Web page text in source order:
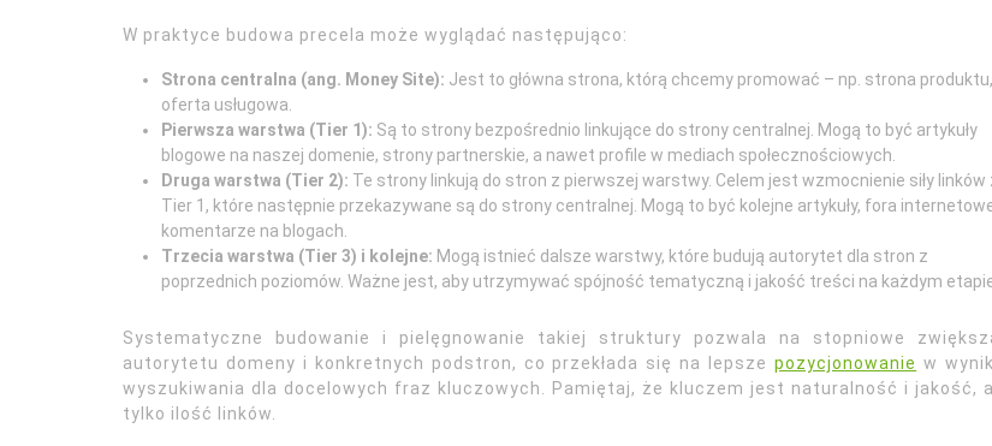
W praktyce budowa precela może wyglądać następująco:
Strona centralna (ang. Money Site): Jest to główna strona, którą chcemy promować – np. strona produktu,
oferta usługowa.
Pierwsza warstwa (Tier 1): Są to strony bezpośrednio linkujące do strony centralnej. Mogą to być artykuły
blogowe na naszej domenie, strony partnerskie, a nawet profile w mediach społecznościowych.
Druga warstwa (Tier 2): Te strony linkują do stron z pierwszej warstwy. Celem jest wzmocnienie siły linków
Tier 1, które następnie przekazywane są do strony centralnej. Mogą to być kolejne artykuły, fora
komentarze na blogach.
Trzecia warstwa (Tier 3) i kolejne: Mogą istnieć dalsze warstwy, które budują autorytet dla stron z
poprzednich poziomów. Ważne jest, aby utrzymywać spójność tematyczną i jakość treści na każdym
Systematyczne budowanie i pielęgnowanie takiej struktury pozwala na stopniowe
autorytetu domeny i konkretnych podstron, co przekłada się na lepszepozycjonowanie w
wyszukiwania dla docelowych fraz kluczowych. Pamiętaj, że kluczem jest naturalność i jakość,
tylko ilość linków.